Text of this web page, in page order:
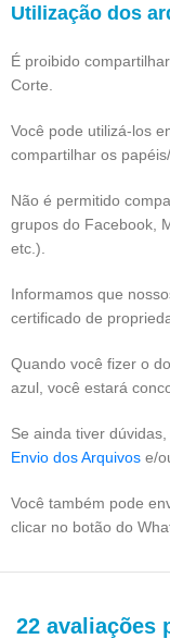
Utilização dos
É proibido
Corte.
Você pode utilizá-los
compartilhar os
Não é permitido
grupos do Facebook,
etc.).
Informamos que
certificado de
Quando você fizer o
azul, você estará
Se ainda tiver
Envio dos Arquivos e/
Você também pode
clicar no botão do
22 avaliações